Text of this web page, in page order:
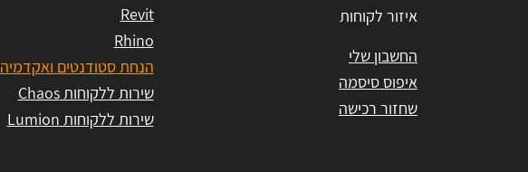
איזור לקוחות
החשבון שלי
איפוס סיסמה
שחזור רכישה
Revit
Rhino
הנחת סטודנטים ואקדמיה
שירות ללקוחות Chaos
שירות ללקוחות Lumion